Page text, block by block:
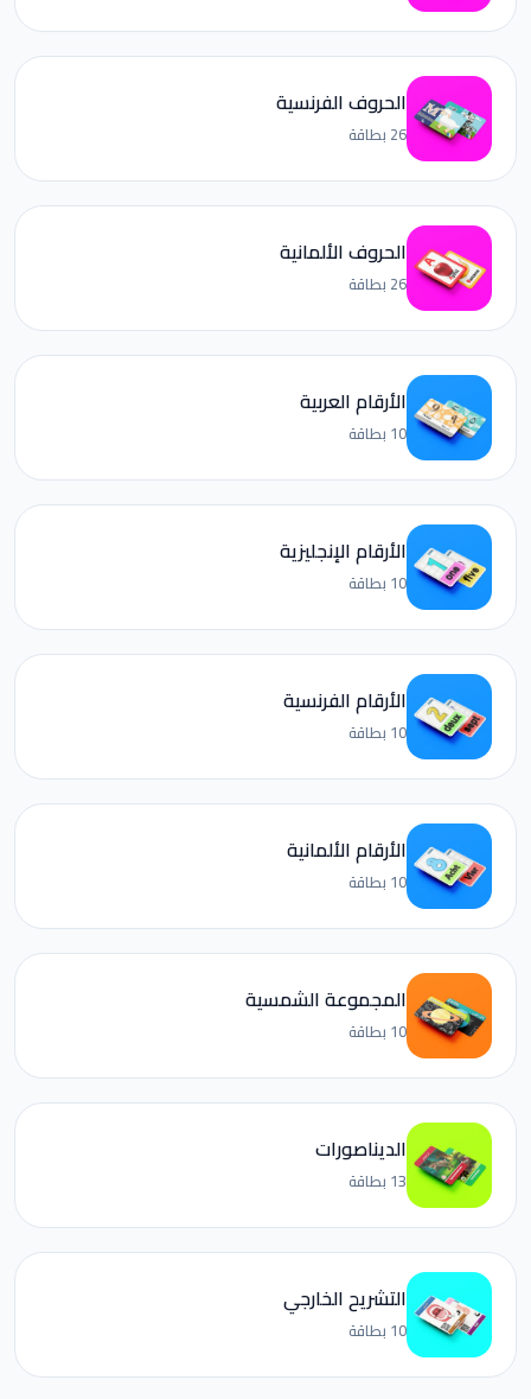
الحروف الفرنسية
26 بطاقة
الحروف الألمانية
26 بطاقة
الأرقام العربية
10 بطاقة
الأرقام الإنجليزية
10 بطاقة
الأرقام الفرنسية
10 بطاقة
الأرقام الألمانية
10 بطاقة
المجموعة الشمسية
10 بطاقة
الديناصورات
13 بطاقة
التشريح الخارجي
10 بطاقة